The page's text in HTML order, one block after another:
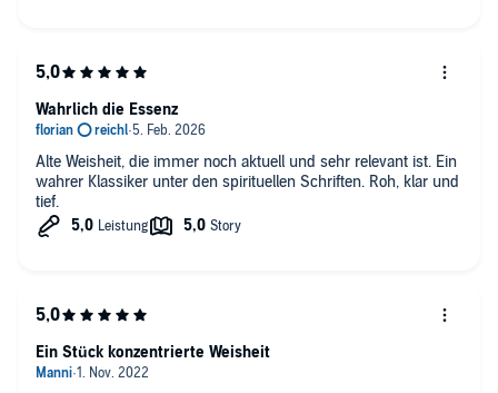
Alte Weisheit, die immer noch aktuell und sehr relevant ist. Ein
wahrer Klassiker unter den spirituellen Schriften. Roh, klar und
tief.
Wahrlich die Essenz
Ein Stück konzentrierte Weisheit